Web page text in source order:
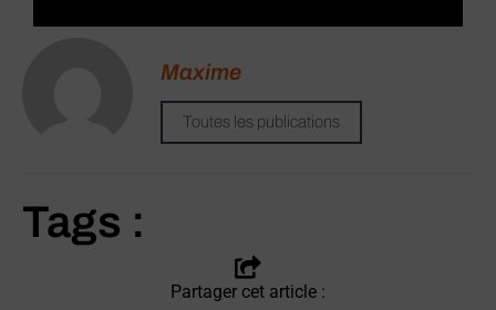
Maxime
Toutes les publications
Tags :
Partager cet article :